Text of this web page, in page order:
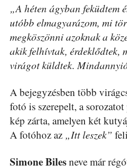
„A héten ágyban feküdtem
utóbb elmagyarázom, mi
megköszönni azoknak a
akik felhívtak, érdeklődtek,
virágot küldtek.
A bejegyzésben több
fotó is szerepelt, a
kép zárta, amelyen két
A fotóhoz az „Itt leszek”
Simone Bilesneve már